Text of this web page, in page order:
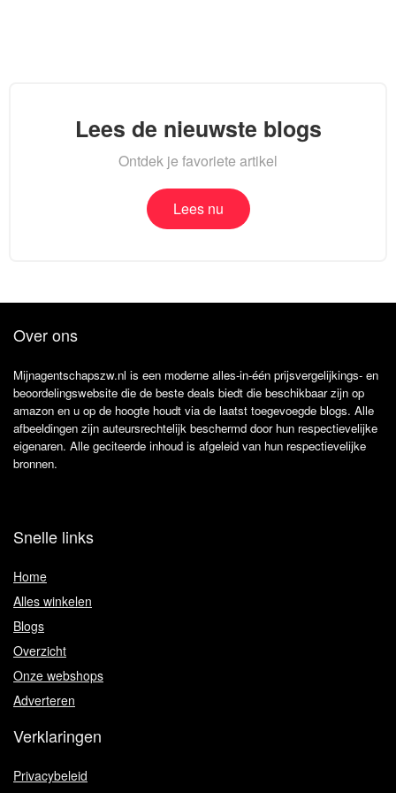
Lees de nieuwste blogs
Ontdek je favoriete artikel
Lees nu
Over ons
Mijnagentschapszw.nl is een moderne alles-in-één prijsvergelijkings- en
beoordelingswebsite die de beste deals biedt die beschikbaar zijn op
amazon en u op de hoogte houdt via de laatst toegevoegde blogs. Alle
afbeeldingen zijn auteursrechtelijk beschermd door hun respectievelijke
eigenaren. Alle geciteerde inhoud is afgeleid van hun respectievelijke
bronnen.
Snelle links
Home
Alles winkelen
Blogs
Overzicht
Onze webshops
Adverteren
Verklaringen
Privacybeleid